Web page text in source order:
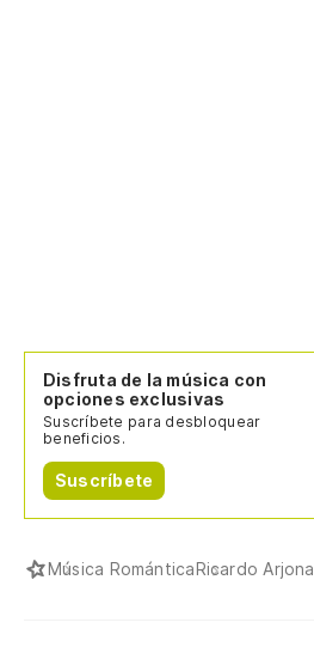
Disfruta de la música con
opciones exclusivas
Suscríbete para desbloquear
beneficios.
Suscríbete
Música RománticaRicardo Arjona